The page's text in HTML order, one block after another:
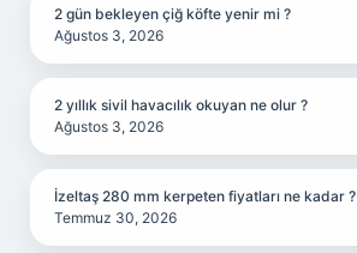
2 gün bekleyen çiğ köfte yenir mi ?
Ağustos 3, 2026
2 yıllık sivil havacılık okuyan ne olur ?
Ağustos 3, 2026
İzeltaş 280 mm kerpeten fiyatları ne kadar ?
Temmuz 30, 2026